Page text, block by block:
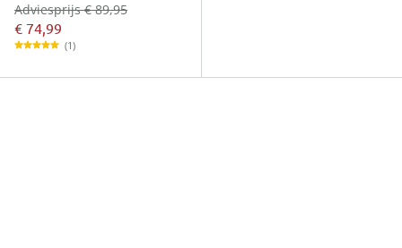
€ 74,99
Adviesprijs € 89,95
(1)